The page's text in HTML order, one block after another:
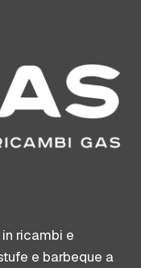
ricambi e
e barbeque a